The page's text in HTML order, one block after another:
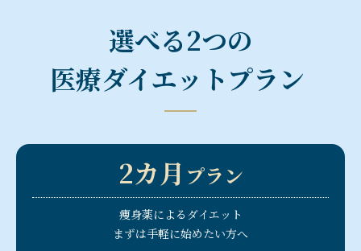
選べる2つの
医療ダイエットプラン
2カ月 プラン
痩身薬によるダイエット
まずは手軽に始めたい方へ